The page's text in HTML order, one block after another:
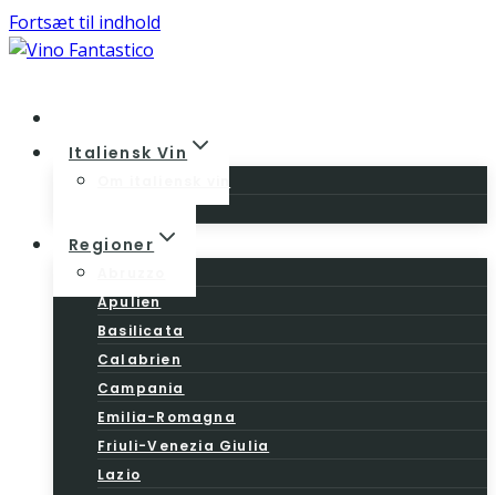
Fortsæt til indhold
Italiensk Vin
Regioner
Apulien
Basilicata
Calabrien
Campania
Emilia-Romagna
Friuli-Venezia Giulia
Lazio